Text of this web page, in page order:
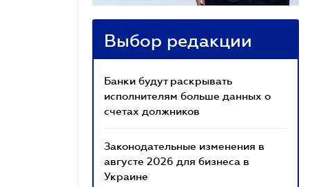
Выбор редакции
Банки будут раскрывать
исполнителям больше данных о
счетах должников
Законодательные изменения в
августе 2026 для бизнеса в
Украине